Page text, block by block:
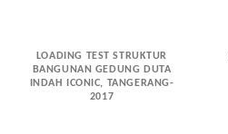
LOADING TEST STRUKTUR
BANGUNAN GEDUNG DUTA
INDAH ICONIC, TANGERANG-
2017